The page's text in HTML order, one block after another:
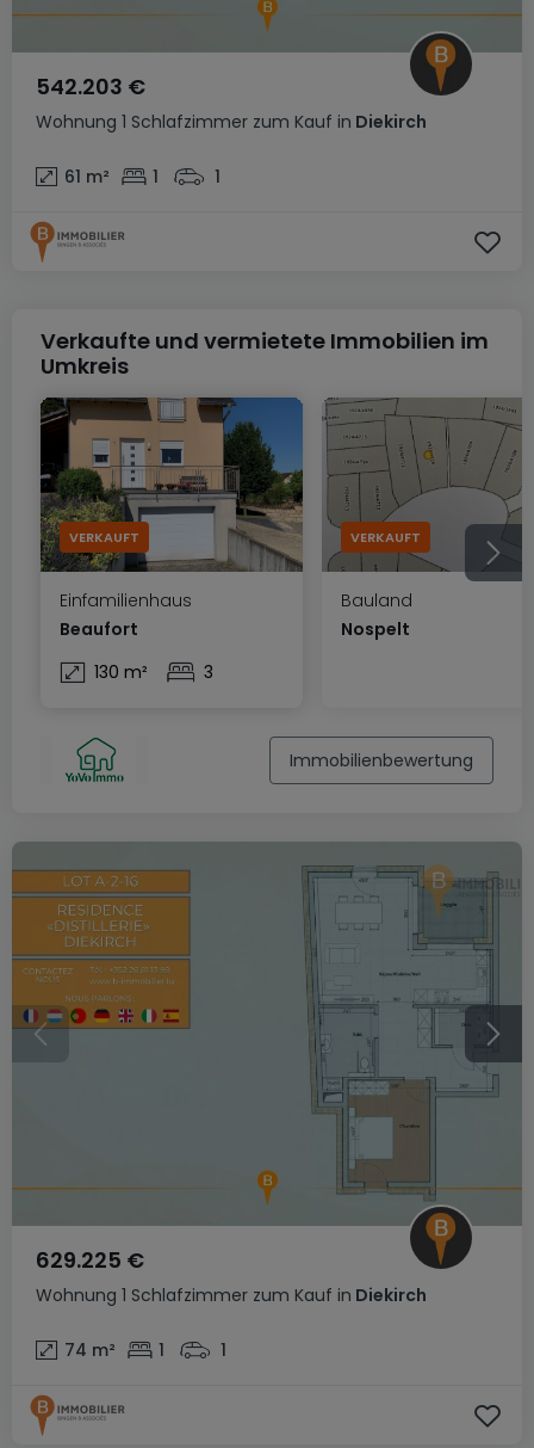
Wohnung 1 Schlafzimmer zum Kauf in Diekirch
542.203 €
61 m² 1 1
Verkaufte und vermietete Immobilien im
Umkreis
VERKAUFT
Einfamilienhaus
Beaufort
130 m²
3
VERKAUFT
Bauland
Nospelt
Immobilienbewertung
Wohnung 1 Schlafzimmer zum Kauf in Diekirch
629.225 €
74 m² 1 1